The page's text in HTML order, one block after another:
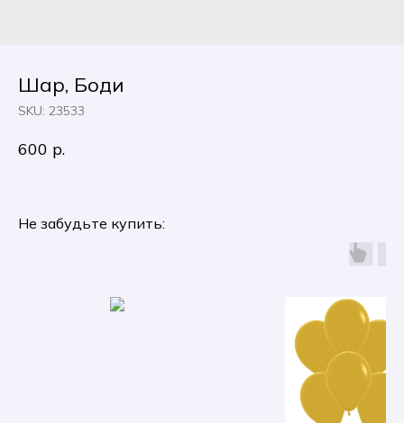
Шар, Боди
SKU: 23533
600 р.
Не забудьте купить: